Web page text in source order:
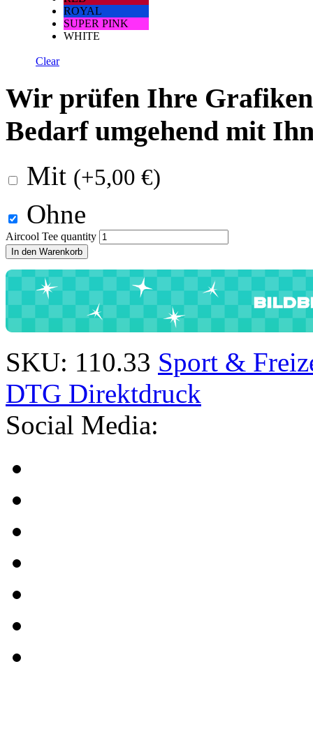
ROYAL
SUPER PINK
WHITE
Clear
Wir prüfen Ihre
Bedarf umgehend mit
Mit (+5,00 €)
Ohne
Aircool Tee quantity
In den Warenkorb
SKU: 110.33 Sport &
DTG Direktdruck
Social Media: